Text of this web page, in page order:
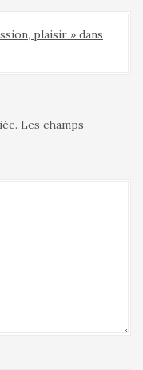
plaisir » dans
Les champs